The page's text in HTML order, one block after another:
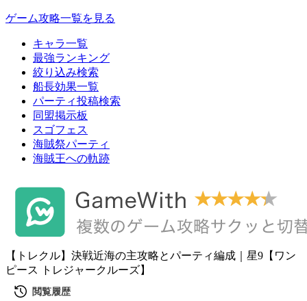
ゲーム攻略一覧を見る
キャラ一覧
最強ランキング
絞り込み検索
船長効果一覧
パーティ投稿検索
同盟掲示板
スゴフェス
海賊祭パーティ
海賊王への軌跡
【トレクル】決戦近海の主攻略とパーティ編成｜星9【ワン
ピース トレジャークルーズ】